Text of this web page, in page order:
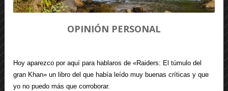
OPINIÓN PERSONAL
Hoy aparezco por aquí para hablaros de «Raiders: El túmulo del
gran Khan» un libro del que había leído muy buenas críticas y que
yo no puedo más que corroborar.